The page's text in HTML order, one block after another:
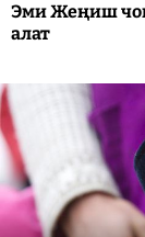
Эми Жеңиш
алат